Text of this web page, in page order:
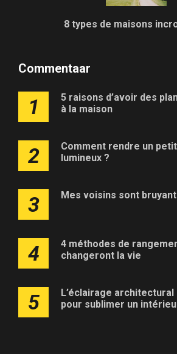
8 types de maisons
Commentaar
1
5 raisons d’avoir des
à la maison
2
Comment rendre un
lumineux ?
3 Mes voisins sont
4
4 méthodes de
changeront la vie
5
L’éclairage architectural
pour sublimer un